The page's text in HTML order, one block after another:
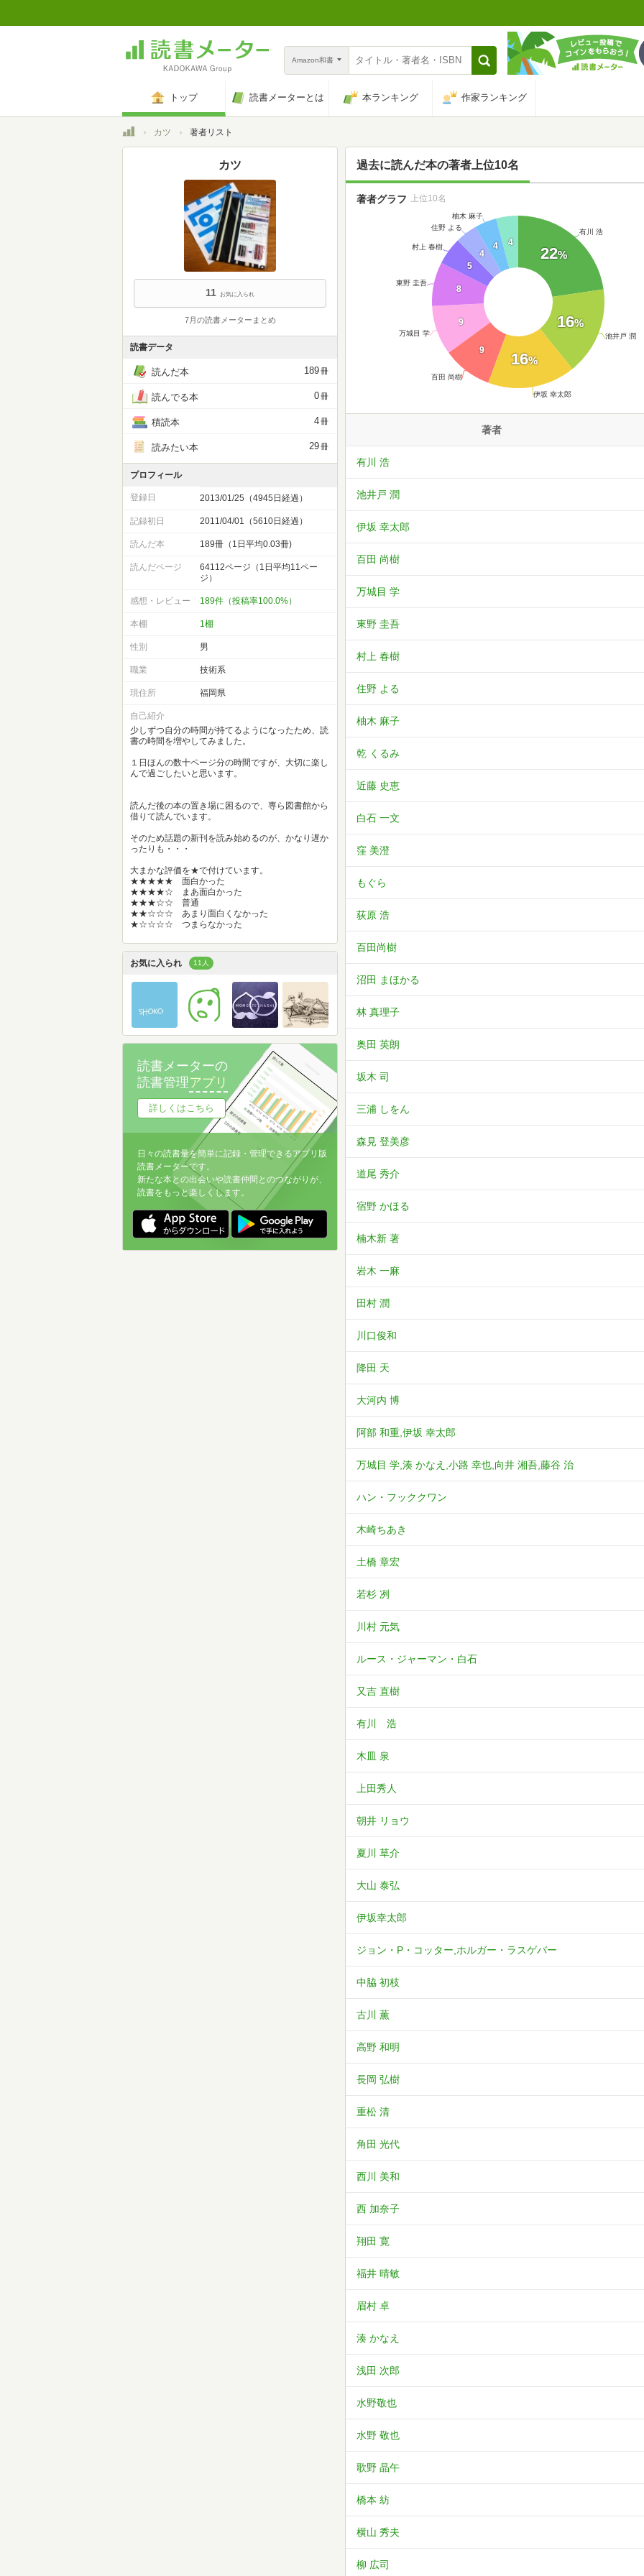
Amazon和書
トップ 読書メーターとは 本ランキング 作家ランキング
トップカツ 著者リスト
カツ
11 お気に入られ
7月の読書メーターまとめ
読書データ
読んだ本 189冊
読んでる本 0冊
積読本 4冊
読みたい本 29冊
プロフィール
登録日 2013/01/25（4945日経過）
記録初日 2011/04/01（5610日経過）
読んだ本 189冊（1日平均0.03冊)
読んだページ
64112ページ（1日平均11ペー
ジ）
感想・レビュー 189件（投稿率100.0%）
本棚 1棚
性別 男
職業 技術系
現住所 福岡県
自己紹介
少しずつ自分の時間が持てるようになったため、読
書の時間を増やしてみました。
１日ほんの数十ページ分の時間ですが、大切に楽し
んで過ごしたいと思います。
読んだ後の本の置き場に困るので、専ら図書館から
借りて読んでいます。
そのため話題の新刊を読み始めるのが、かなり遅か
ったりも・・・
大まかな評価を★で付けています。
★★★★★ 面白かった
★★★★☆ まあ面白かった
★★★☆☆ 普通
★★☆☆☆ あまり面白くなかった
★☆☆☆☆ つまらなかった
お気に入られ 11人
読書メーターの
読書管理アプリ
詳しくはこちら
日々の読書量を簡単に記録・管理できるアプリ版
読書メーターです。
新たな本との出会いや読書仲間とのつながりが、
読書をもっと楽しくします。
過去に読んだ本の著者上位10名
22%
有川 浩
16%
池井戸 潤
16%
伊坂 幸太郎
9
百田 尚樹
9
万城目 学
8
東野 圭吾
5
村上 春樹
4
住野 よる
4
柚木 麻子
4
著者グラフ 上位10名
著者
有川 浩
池井戸 潤
伊坂 幸太郎
百田 尚樹
万城目 学
東野 圭吾
村上 春樹
住野 よる
柚木 麻子
乾 くるみ
近藤 史恵
白石 一文
窪 美澄
もぐら
荻原 浩
百田尚樹
沼田 まほかる
林 真理子
奥田 英朗
坂木 司
三浦 しをん
森見 登美彦
道尾 秀介
宿野 かほる
楠木新 著
岩木 一麻
田村 潤
川口俊和
降田 天
大河内 博
阿部 和重,伊坂 幸太郎
万城目 学,湊 かなえ,小路 幸也,向井 湘吾,藤谷 治
ハン・フッククワン
木崎ちあき
土橋 章宏
若杉 冽
川村 元気
ルース・ジャーマン・白石
又吉 直樹
有川 浩
木皿 泉
上田秀人
朝井 リョウ
夏川 草介
大山 泰弘
伊坂幸太郎
ジョン・P・コッター,ホルガー・ラスゲバー
中脇 初枝
古川 薫
高野 和明
長岡 弘樹
重松 清
角田 光代
西川 美和
西 加奈子
翔田 寛
福井 晴敏
眉村 卓
湊 かなえ
浅田 次郎
水野敬也
水野 敬也
歌野 晶午
橋本 紡
横山 秀夫
柳 広司